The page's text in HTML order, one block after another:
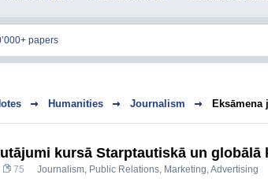
Humanities Journalism
kursā Starptautiskā un globālā
75 Journalism, Public Relations, Marketing, Advertising